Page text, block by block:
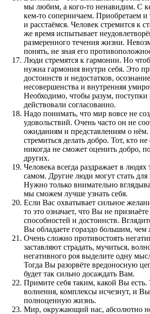
мы любим, а кого-то ненавидим. С
кем-то соперничаем. Приобретаем и
и расстаёмся. Человек стремится к
же время испытывает
размеренного течения жизни.
понять, не зная его
Люди стремятся к гармонии. Но
нужна гармония внутри себя. Это
достоинств и недостатков,
несовершенства и внутренняя
Необходимо, чтобы разум, поступки
действовали согласованно.
Надо понимать, что мир вовсе не
удовольствий. Очень часто он не
ожиданиям и представлениям о
стремиться делать добро. Тот, кто
никогда не сможет оценить добро,
других.
Человека всегда раздражает в
самом. Другие люди могут стать для
Нужно только внимательно
мы сможем лучше узнать себя.
Если Вас охватывает сильное
то это означает, что Вы не
способностей и достоинств.
Вы обладаете гораздо большим, чем
Очень сложно противостоять
заставляют страдать, мучиться,
негативного роя выделите одну
Тогда Вы разорвёте вредоносную
будет так сильно досаждать Вам.
Примите себя таким, какой Вы есть.
волнения, комплексы исчезнут, и
полноценную жизнь.
Мир, окружающий нас, абсолютно